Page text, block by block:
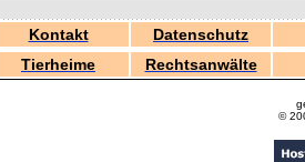
Kontakt
Datenschutz
Tierheime Rechtsanwälte
©